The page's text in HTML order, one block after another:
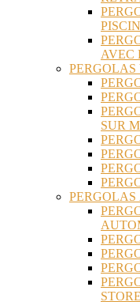
AVEC
SUR